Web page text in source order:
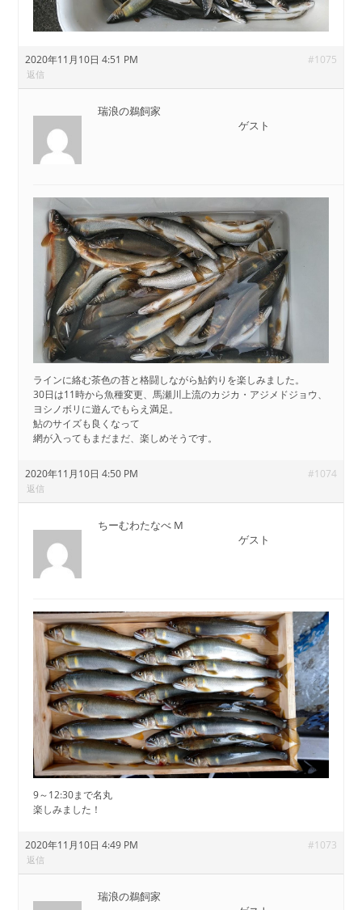
2020年11月10日 4:51 PM #1075
返信
瑞浪の鵜飼家
ゲスト
ラインに絡む茶色の苔と格闘しながら鮎釣りを楽しみました。
30日は11時から魚種変更、馬瀬川上流のカジカ・アジメドジョウ、
ヨシノボリに遊んでもらえ満足。
鮎のサイズも良くなって
網が入ってもまだまだ、楽しめそうです。
2020年11月10日 4:50 PM #1074
返信
ちーむわたなべ M
ゲスト
9～12:30まで名丸
楽しみました！
2020年11月10日 4:49 PM #1073
返信
瑞浪の鵜飼家